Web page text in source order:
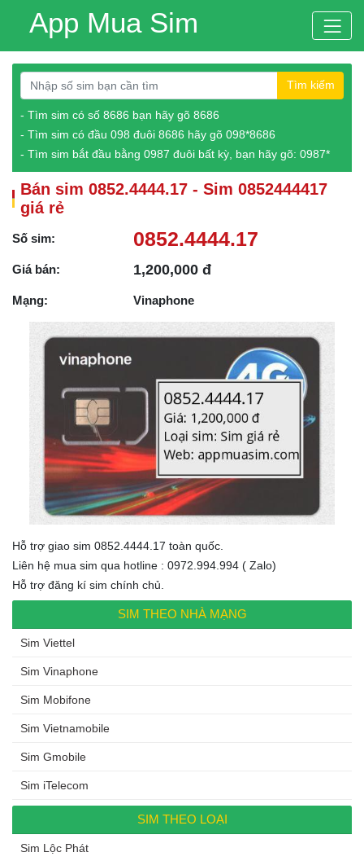
App Mua Sim
Tìm kiếm
- Tìm sim có số 8686 bạn hãy gõ 8686
- Tìm sim có đầu 098 đuôi 8686 hãy gõ 098*8686
- Tìm sim bắt đầu bằng 0987 đuôi bất kỳ, bạn hãy gõ: 0987*
Bán sim 0852.4444.17 - Sim 0852444417
giá rẻ
Số sim: 0852.4444.17
Giá bán: 1,200,000 đ
Mạng: Vinaphone
Hỗ trợ giao sim 0852.4444.17 toàn quốc.
Liên hệ mua sim qua hotline : 0972.994.994 ( Zalo)
Hỗ trợ đăng kí sim chính chủ.
SIM THEO NHÀ MẠNG
Sim Viettel
Sim Vinaphone
Sim Mobifone
Sim Vietnamobile
Sim Gmobile
Sim iTelecom
SIM THEO LOẠI
Sim Lộc Phát